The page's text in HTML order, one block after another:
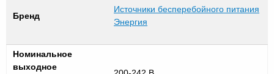
Бренд
Источники бесперебойного питания
Энергия
Номинальное
выходное